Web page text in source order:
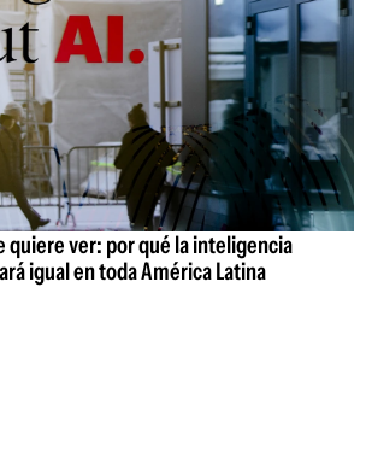
quiere ver: por qué la inteligencia
igual en toda América Latina